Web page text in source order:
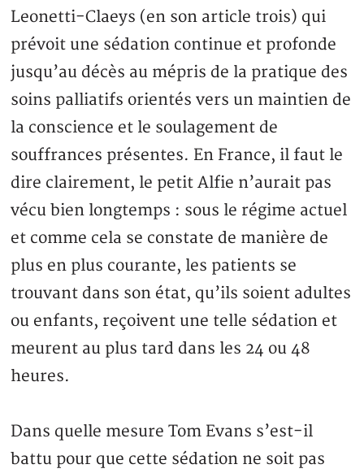
Leonetti-Claeys (en son article trois) qui
prévoit une sédation continue et profonde
jusqu’au décès au mépris de la pratique des
soins palliatifs orientés vers un maintien de
la conscience et le soulagement de
souffrances présentes. En France, il faut le
dire clairement, le petit Alfie n’aurait pas
vécu bien longtemps : sous le régime actuel
et comme cela se constate de manière de
plus en plus courante, les patients se
trouvant dans son état, qu’ils soient adultes
ou enfants, reçoivent une telle sédation et
meurent au plus tard dans les 24 ou 48
heures.
Dans quelle mesure Tom Evans s’est-il
battu pour que cette sédation ne soit pas